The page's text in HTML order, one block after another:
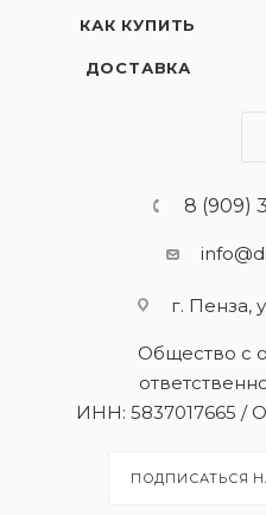
КАК КУПИТЬ
ДОСТАВКА
8 (909)
г. Пенза,
Общество с
ИНН: 5837017665 /
ПОДПИСАТЬСЯ